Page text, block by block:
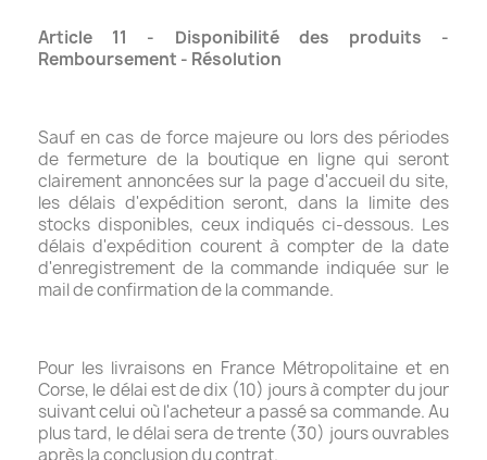
Article 11 - Disponibilité des produits -
Remboursement - Résolution
Sauf en cas de force majeure ou lors des périodes
de fermeture de la boutique en ligne qui seront
clairement annoncées sur la page d'accueil du site,
les délais d'expédition seront, dans la limite des
stocks disponibles, ceux indiqués ci-dessous. Les
délais d'expédition courent à compter de la date
d'enregistrement de la commande indiquée sur le
mail de confirmation de la commande.
Pour les livraisons en France Métropolitaine et en
Corse, le délai est de dix (10) jours à compter du jour
suivant celui où l'acheteur a passé sa commande. Au
plus tard, le délai sera de trente (30) jours ouvrables
après la conclusion du contrat.